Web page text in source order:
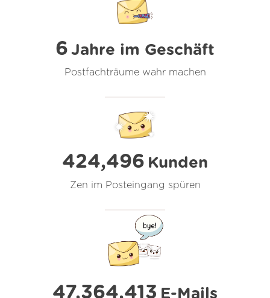
6 Jahre im Geschäft
Postfachträume wahr machen
424,496 Kunden
Zen im Posteingang spüren
47,364,413 E-Mails